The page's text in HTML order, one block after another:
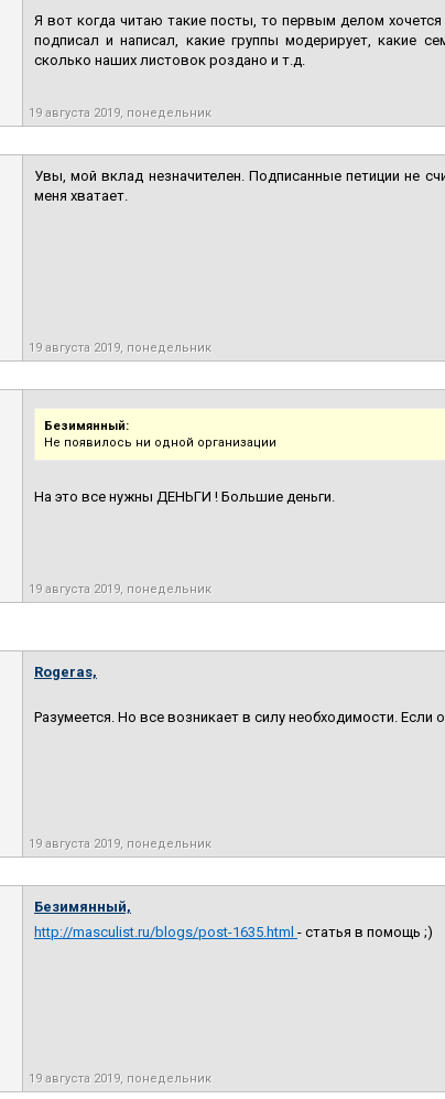
Я вот когда читаю такие посты, то первым делом
подписал и написал, какие группы модерирует, какие
сколько наших листовок роздано и т.д.
19 августа 2019, понедельник
Увы, мой вклад незначителен. Подписанные петиции не
меня хватает.
19 августа 2019, понедельник
Безимянный:
Не появилось ни одной организации
На это все нужны ДЕНЬГИ ! Большие деньги.
19 августа 2019, понедельник
Rogeras,
Разумеется. Но все возникает в силу необходимости. Если
19 августа 2019, понедельник
Безимянный,
http://masculist.ru/blogs/post-1635.html - статья в помощь ;)
19 августа 2019, понедельник